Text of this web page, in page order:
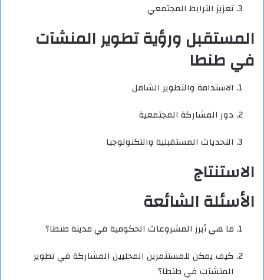
تعزيز الترابط المجتمعي
المستقبل ورؤية تطوير المنشآت
في طنطا
الاستدامة والتطوير الشامل
دور المشاركة المجتمعية
التحديات المستقبلية والتكنولوجيا
الاستنتاج
الأسئلة الشائعة
ما هي أبرز المشروعات الحكومية في مدينة طنطا؟
كيف يمكن للمستثمرين المحليين المشاركة في تطوير
المنشآت في طنطا؟